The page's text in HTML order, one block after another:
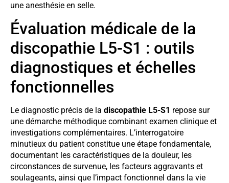
une anesthésie en selle.
Évaluation médicale de la
discopathie L5-S1 : outils
diagnostiques et échelles
fonctionnelles
Le diagnostic précis de la discopathie L5-S1 repose sur
une démarche méthodique combinant examen clinique et
investigations complémentaires. L’interrogatoire
minutieux du patient constitue une étape fondamentale,
documentant les caractéristiques de la douleur, les
circonstances de survenue, les facteurs aggravants et
soulageants, ainsi que l’impact fonctionnel dans la vie